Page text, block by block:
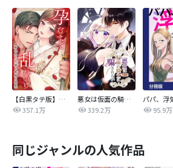
【白黒タテ版】孕むまで乱れいけ～身代わり花嫁と軍服の猛愛
357.1万
悪女は仮面の騎士に騙されない
339.2万
95.9万
同じジャンルの人気作品